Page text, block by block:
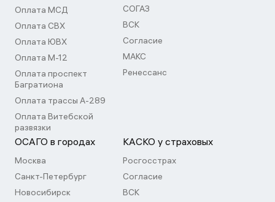
Оплата МСД
Оплата СВХ
Оплата ЮВХ
Оплата М-12
Оплата проспект
Багратиона
Оплата трассы А-289
Оплата Витебской
развязки
СОГАЗ
ВСК
Согласие
МАКС
Ренессанс
ОСАГО в городах
Москва
Санкт-Петербург
Новосибирск
КАСКО у страховых
Росгосстрах
Согласие
ВСК